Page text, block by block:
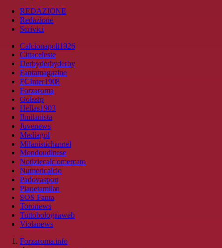
REDAZIONE
Redazione
Scrivici
Calcionapoli1926
Cittaceleste
Derbyderbyderby
Fantamagazine
FCInter1908
Forzaroma
Golssip
Hellas1903
Ilmilanista
Juvenews
Mediagol
Milanistichannel
Mondoudinese
Notiziecalciomercato
Numericalcio
Padovasport
Pianetamilan
SOS Fanta
Toronews
Tuttobolognaweb
Violanews
Forzaroma.info